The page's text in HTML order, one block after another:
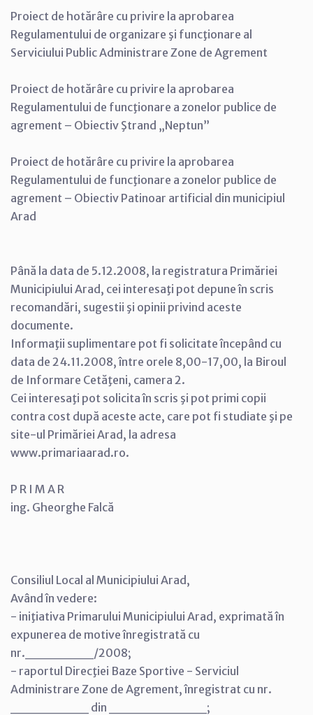
Proiect de hotărâre cu privire la aprobarea
Regulamentului de organizare şi funcţionare al
Serviciului Public Administrare Zone de Agrement
Proiect de hotărâre cu privire la aprobarea
Regulamentului de funcţionare a zonelor publice de
agrement – Obiectiv Ştrand „Neptun”
Proiect de hotărâre cu privire la aprobarea
Regulamentului de funcţionare a zonelor publice de
agrement – Obiectiv Patinoar artificial din municipiul
Arad
Până la data de 5.12.2008, la registratura Primăriei
Municipiului Arad, cei interesaţi pot depune în scris
recomandări, sugestii şi opinii privind aceste
documente.
Informaţii suplimentare pot fi solicitate începând cu
data de 24.11.2008, între orele 8,00-17,00, la Biroul
de Informare Cetăţeni, camera 2.
Cei interesaţi pot solicita în scris şi pot primi copii
contra cost după aceste acte, care pot fi studiate şi pe
site-ul Primăriei Arad, la adresa
www.primariaarad.ro.
P R I M A R
ing. Gheorghe Falcă
Consiliul Local al Municipiului Arad,
Având în vedere:
- iniţiativa Primarului Municipiului Arad, exprimată în
expunerea de motive înregistrată cu
nr._______/2008;
- raportul Direcţiei Baze Sportive - Serviciul
Administrare Zone de Agrement, înregistrat cu nr.
________ din __________;